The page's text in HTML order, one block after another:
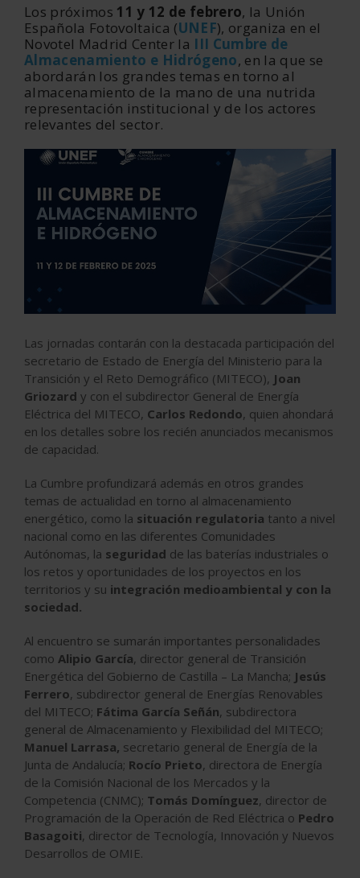
Los próximos 11 y 12 de febrero, la Unión
Española Fotovoltaica (UNEF), organiza en el
Novotel Madrid Center la III Cumbre de
Almacenamiento e Hidrógeno, en la que se
abordarán los grandes temas en torno al
almacenamiento de la mano de una nutrida
representación institucional y de los actores
relevantes del sector.
Las jornadas contarán con la destacada participación del
secretario de Estado de Energía del Ministerio para la
Transición y el Reto Demográfico (MITECO), Joan
Griozard y con el subdirector General de Energía
Eléctrica del MITECO, Carlos Redondo, quien ahondará
en los detalles sobre los recién anunciados mecanismos
de capacidad.
La Cumbre profundizará además en otros grandes
temas de actualidad en torno al almacenamiento
energético, como la situación regulatoria tanto a nivel
nacional como en las diferentes Comunidades
Autónomas, la seguridad de las baterías industriales o
los retos y oportunidades de los proyectos en los
territorios y su integración medioambiental y con la
sociedad.
Al encuentro se sumarán importantes personalidades
como Alipio García, director general de Transición
Energética del Gobierno de Castilla – La Mancha; Jesús
Ferrero, subdirector general de Energías Renovables
del MITECO; Fátima García Señán, subdirectora
general de Almacenamiento y Flexibilidad del MITECO;
Manuel Larrasa, secretario general de Energía de la
Junta de Andalucía; Rocío Prieto, directora de Energía
de la Comisión Nacional de los Mercados y la
Competencia (CNMC); Tomás Domínguez, director de
Programación de la Operación de Red Eléctrica o Pedro
Basagoiti, director de Tecnología, Innovación y Nuevos
Desarrollos de OMIE.